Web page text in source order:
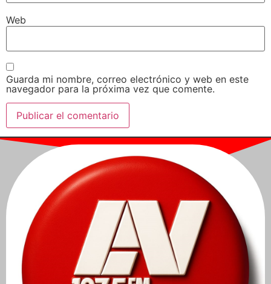
Web
Guarda mi nombre, correo electrónico y web en este
navegador para la próxima vez que comente.